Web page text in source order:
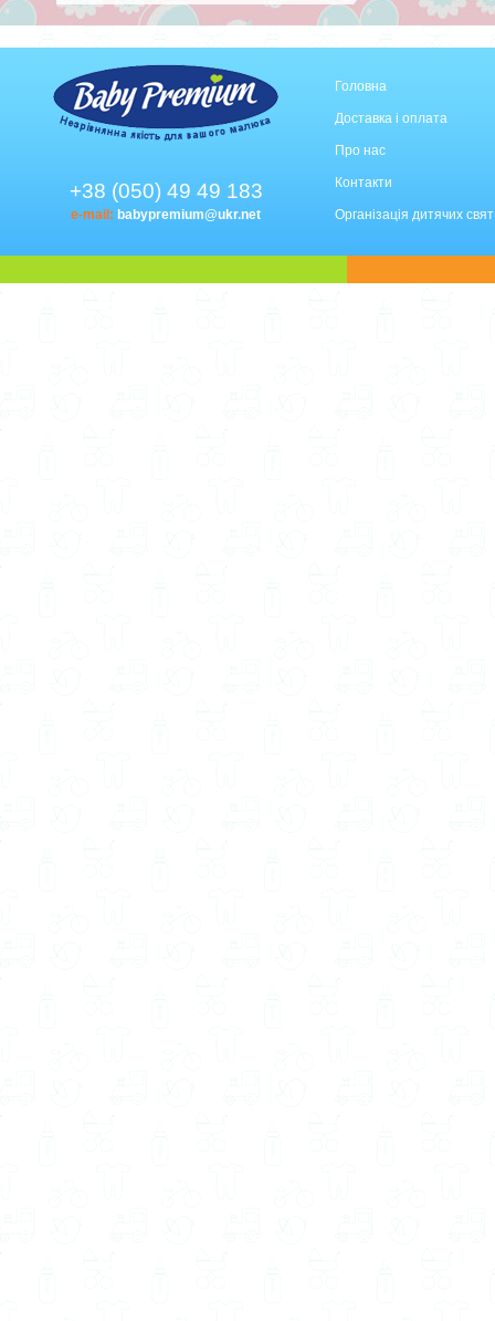
+38 (050) 49 49 183
e-mail: babypremium@ukr.net
Головна
Доставка і оплата
Про нас
Контакти
Організація дитячих свят